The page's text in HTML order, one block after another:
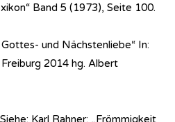
Band 5 (1973), Seite 100.
und Nächstenliebe“ In:
Freiburg 2014 hg. Albert
Karl Rahner: „Frömmigkeit